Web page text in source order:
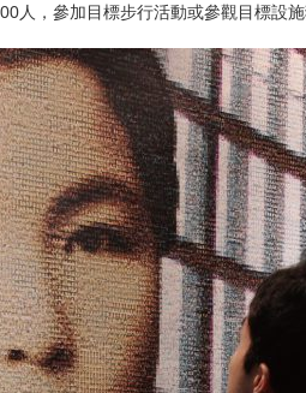
人，參加目標步行活動或參觀目標設